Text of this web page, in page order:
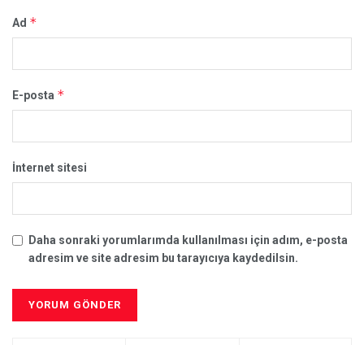
Ad *
E-posta *
İnternet sitesi
Daha sonraki yorumlarımda kullanılması için adım, e-posta
adresim ve site adresim bu tarayıcıya kaydedilsin.